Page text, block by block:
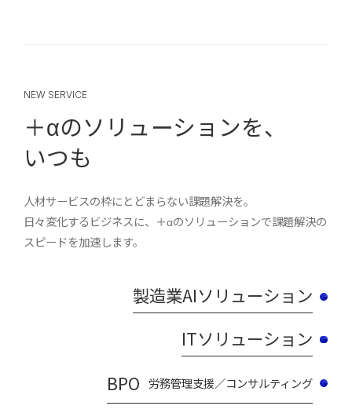
NEW SERVICE
＋αのソリューションを、
いつも
人材サービスの枠にとどまらない課題解決を。
日々変化するビジネスに、＋αのソリューションで課題解決の
スピードを加速します。
製造業AIソリューション
ITソリューション
BPO
労務管理支援／コンサルティング